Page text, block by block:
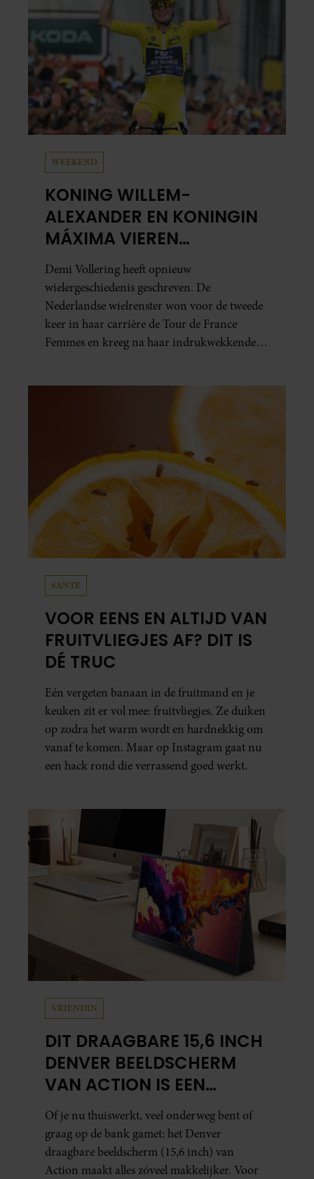
WEEKEND
KONING WILLEM-
ALEXANDER EN KONINGIN
MÁXIMA VIEREN
HISTORISCHE ZEGE DEMI
VOLLERING OP TOUR DE
FRANCE FEMMES
Demi Vollering heeft opnieuw
wielergeschiedenis geschreven. De
Nederlandse wielrenster won voor de tweede
keer in haar carrière de Tour de France
Femmes en kreeg na haar indrukwekkende
SANTE
VOOR EENS EN ALTIJD VAN
FRUITVLIEGJES AF? DIT IS
DÉ TRUC
Eén vergeten banaan in de fruitmand en je
keuken zit er vol mee: fruitvliegjes. Ze duiken
op zodra het warm wordt en hardnekkig om
vanaf te komen. Maar op Instagram gaat nu
een hack rond die verrassend goed werkt.
VRIENDIN
DIT DRAAGBARE 15,6 INCH
DENVER BEELDSCHERM
VAN ACTION IS EEN
GAMECHANGER VOOR
THUISWERKERS ÉN BINGE-
WATCHERS
Of je nu thuiswerkt, veel onderweg bent of
graag op de bank gamet: het Denver
draagbare beeldscherm (15,6 inch) van
Action maakt alles zóveel makkelijker. Voor